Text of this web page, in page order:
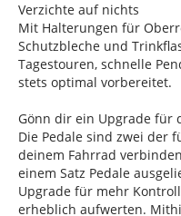
Verzichte auf nichts
Mit Halterungen für
Schutzbleche und
Tagestouren, schnelle
stets optimal vorbereitet.
Gönn dir ein Upgrade für
Die Pedale sind zwei der
deinem Fahrrad
einem Satz Pedale
Upgrade für mehr
erheblich aufwerten.